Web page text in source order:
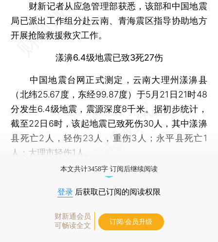
财新记者从应急管理部获悉，该部和中国地震
局已派出工作组分赴云南、青海震区指导协助地方
开展抢险救援救灾工作。
漾濞6.4级地震已致3死27伤
中国地震台网正式测定，云南大理州漾濞县
（北纬25.67度，东经99.87度）于5月21日21时48
分发生6.4级地震，震源深度8千米。据初步统计，
截至22日6时，该起地震已致死伤30人，其中漾濞
县死亡2人，轻伤23人，重伤3人；永平县死亡1
人；大理市轻伤1人。
本文共计3458字 订阅后继续阅读
登录 后获取已订阅的阅读权限
财新通会员
可畅读全文
订阅/会员升级